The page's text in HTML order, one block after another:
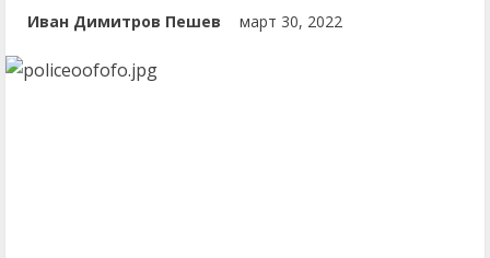
Иван Димитров Пешев март 30, 2022